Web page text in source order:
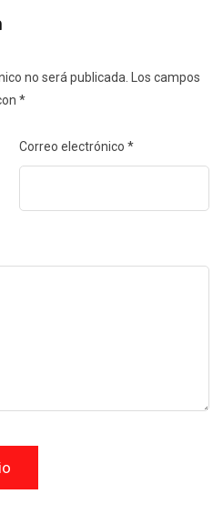
no será publicada.
Los campos
*
Correo electrónico *